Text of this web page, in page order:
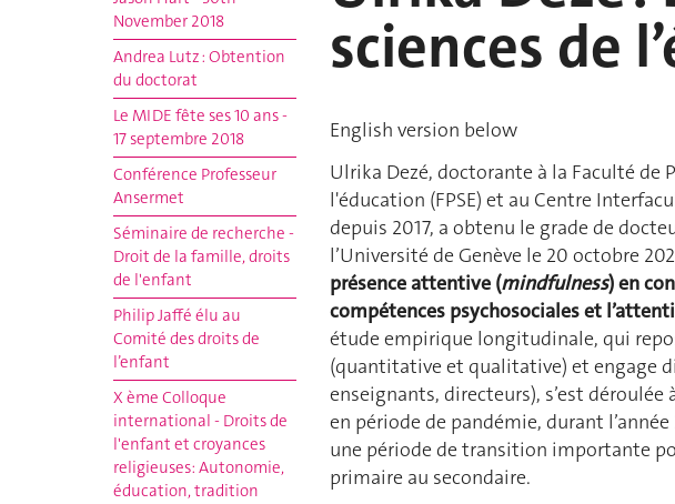
November 2018
Andrea Lutz : Obtention
du doctorat
Le MIDE fête ses 10 ans -
17 septembre 2018
Conférence Professeur
Ansermet
Séminaire de recherche -
Droit de la famille, droits
de l'enfant
Philip Jaffé élu au
Comité des droits de
l’enfant
X ème Colloque
international - Droits de
l'enfant et croyances
religieuses: Autonomie,
éducation, tradition
sciences de
English version below
Ulrika Dezé, doctorante à la Faculté de
l'éducation (FPSE) et au Centre
depuis 2017, a obtenu le grade de
l’Université de Genève le 20 octobre
présence attentive (mindfulness) en
compétences psychosociales et
étude empirique longitudinale, qui
(quantitative et qualitative) et engage
enseignants, directeurs), s’est déroulée
en période de pandémie, durant l’année
une période de transition importante
primaire au secondaire.